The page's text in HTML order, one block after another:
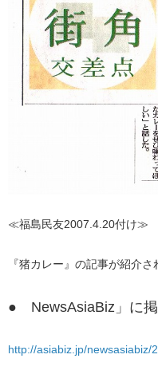
≪福島民友2007.4.20付け≫
『猪カレー』の記事が紹介さ
● NewsAsiaBiz」に掲
http://asiabiz.jp/newsasiabiz/